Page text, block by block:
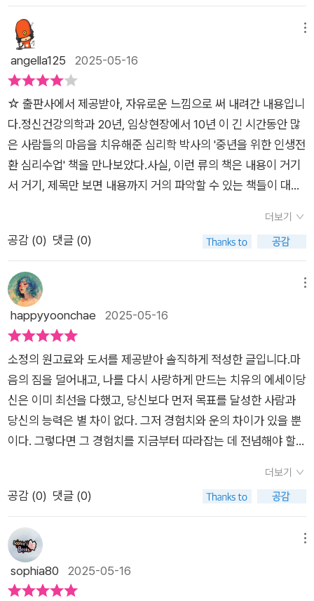
가까운 삶을 선택한다.결국 우리가 놓치고 있었던 것,바로 자기
자신을 찾고,회복하는 데 있다. 용기를 얻어서, 새로운 길을 나선
다. 일에 대한 기준을 만들고, 내 삶에 있어서 도움을 얻고 싶어한
다. 삶 속에 희망를 얻고, 타인의 시선에서 자유로워질 수 있는 상
음에 품고 있어야 한다. 삶이란 결국 서로 돕고 도움을 주는 관계
에서 만들어지기 때문이다. 나와 가까운 이들이 아플 때,그 아픔
의 깊이를 헤아릴 수 있다는 것, 이 세상에 나 혼자 살아갈 수 없
다는 사실을 깨닫게 된다면, 페소아가 쓴 불안에 관한 책을 깊이
음미하고, 이해할 수 있었다.
이 바로 컴포트 존이라고 하는데 내가 찾아낸 내 인생의 소중한
것들, 행복 등과 같은 나 조차도 있는 줄 몰랐던 내 인생을 풍요롭
게 해주어 결국은 내 삶을 안정화시킬 수 있는 것는 공간을 확보
해야 하는 것이다.이런 시기에 해야 할 일들에는 무엇이 있는지도
알려주니 참고해서 내 인생의 컴포트 존을 더 늦기 전에 찾아야
할 것이고 가능하다면 최대한 넓게 확보해야 하지 않을까 싶기도
하다.​마지막으로는 인생의 황금기에서 지는 것이 아니라 여전히
상승할 수 있다는 자신감으로 어떻게 하면 그것이 가능할 수 있는
가를 알려주는데 지나친 욕심을 버리고 감정적으로도 평온함을
각이 든다. 흥미로운 점은 외로움이라는 감정 역시 너무 부정적으
로만 볼 것이 아니라 결국은 익숙해져야 할 필요가 있다는 점이
다. ​이 시기를 어떻게 보내느냐에 따라서 앞으로의 시간, 인생 전
체가 결정될 수도 있다는 생각을 하면 참 소중한 이야기들이기에
나를 더욱 단단하게 해줄 소중한 시간을 미리 준비하는 마음으로
『당신은 언제나 괜찮다』를 읽어보면 좋을것 같다.
준하게 무언가를 하는 집중력과 지구력은 중년이 되면서부터 체
력이 현저히 떨어지게 됩니다. 마흔으로 넘어갈 때 한 번쯤은 호
되게 아픈 마흔앓이를 겪은 독자로서 흔들리는 시간을 넘어 단단
트레스, 번아웃, 불안과 배신감 등 폭주하는 감정으로 우울감을
느끼는 사람들과 내 삶의 속도와 방향을 다시 세우고 재정비의 필
요성을 느끼는 사람들, 인생의 우기 속에서 자신을 보호하는 법을
배우고 싶은 사람들에게 필요한 내용입니다. 비로소 나는 이런
일과 이런 감정이 ‘내’가 아닌 ‘우리의’ 일 ‘우리의 감정’ 이라는 자
각이 생겼다. 마흔에서 육십 사이의 ‘우리’ 말이다. 이 나이대는
결코 무시할 수 없는 인생의 소용돌이 지점이라는 것을 깨닫게 되
하루, 오늘을 어떻게 버텼는지 기억하고 적어보자. 당신의 삶과
세상을 변화시키는 마력 같은 이야기를 써보도록 하자. 그 마력은
우선 당신을 살릴 것이고 또 누군가에게 살아갈 용기를 줄 것이
다. 흔들릴지언정 절대 꺾이지는 말자. ---p.113 「중꺾마: 중년의
꺾이지 않는 마음」 중에서 바쁘고 치열하게 살면서 가족을 위
해 고군분투한 삶을 살았다면 40대 이후에는 자신의 몸과 마음
을 돌봐야 합니다. 저자는 그 누구도 사랑해주지 않은 삶이라면
자신을 먼저 사랑해야 한다고 말합니다. 삶은 때론 가혹하게 느껴
지고 바라던 대로 되지 않습니다. 이럴 때 속상하더라도 제정신으
많은 선택을 할 수 있는지 얼마나 많은 것을 소유하고 있는지 빅
터 프랭클의 사례를 들어 이야기 했습니다. 마음의 문제는 무엇보
다 깨닫고 인정하는 것이 중요하며 눈에 보이지는 않은 마음의 병
을 해결하지 않고 방치하게 된다면 인간관계와 업무 수행능력, 자
기 관리등에 문제가 된다고 생각됩니다. 중년의 위기를 겪고 있다
면 내적으로 근사하고 단잔해져 문제들을 하나씩 타개해야 한다
angella125 2025-05-16
☆ 출판사에서 제공받아, 자유로운 느낌으로 써 내려간 내용입니
다.정신건강의학과 20년, 임상현장에서 10년 이 긴 시간동안 많
은 사람들의 마음을 치유해준 심리학 박사의 '중년을 위한 인생전
환 심리수업' 책을 만나보았다.사실, 이런 류의 책은 내용이 거기
서 거기, 제목만 보면 내용까지 거의 파악할 수 있는 책들이 대부
책이 바로 그런 책인데, 지인들에게 힘내라고 공유해주고 싶은 문
장들이 한가득이다!!이건 이렇다, 이렇게 해라.고 단정짓는 것이
제안해 주는 느낌이랄까. 어쩌면 이렇게도 중년들의 마음을 족집
게처럼 콕콕 집어내시고 명확히 이해하실 수 있는지, 읽는 내내
감탄하게 만든다. 아마도, 저자 자신도 똑같은 길을 걸어오면서
을 전문가적인 관점에서 바라보고 이해하셔서 그 공감대가 훨씬
더 큰 것 같다.​갱년기라는 놈 !!주변에서 갱년기로 내적,외적으로
너무도 힘들어 하는 사람들을 많이 봐 왔기에, 갱년기를 맞이하기
전부터 왠지 모를 두려움을 갖고 있었던 기억이 난다. 그런데 이
책을 읽고나니 그까짓껏 별거 아니다. ​40대가 지나 몸과 마음이
예전같지 않다면 겁먹지 말고, 모든 사람들이 거치는 과정이니 의
연하게 받아들이자고 저자는 말한다. 갱년기 증상을 피할수는 없
겪는 상황으로 인지하는 것이 필요한데, 인위적인 방법에만 매달
리면 어느새 그저 중년기에 진입했을 뿐인데도 결국 이런저런 병
명을 가진 환자가 되고 만다. 대부분은 시간이 지나면서 적응되고
안정되는데, 물론 예전 젊었을 때 상태로는 절대 돌아가지 않지만
더보기
공감 (0) 댓글 (0)
happyyoonchae 2025-05-16
소정의 원고료와 도서를 제공받아 솔직하게 적성한 글입니다.마
음의 짐을 덜어내고, 나를 다시 사랑하게 만드는 치유의 에세이당
신은 이미 최선을 다했고, 당신보다 먼저 목표를 달성한 사람과
당신의 능력은 별 차이 없다. 그저 경험치와 운의 차이가 있을 뿐
이다. 그렇다면 그 경험치를 지금부터 따라잡는 데 전념해야 할
게끔 빌고 빌어야 할까? 아니다. '인생의 오후'에는 다른 전략
을 써야 한다. -p182문득... 요즘 참 힘들다라는 생각이 들 때가
있다. 그럴 때면 공허함과 두려움 때문에 멍하니 시간을 흘려보내
고, 글을 써야 할 시간에는 자꾸만 도파민을 충족시켜줄 무언가를
찾게 된다. 유튜브, 초콜릿, 누군가의 SNS 피드. 그러다 앞서 나
가는 사람을 볼 때마다 밀려오는 후회에 위장이 뒤틀린다.하지만
더보기
공감 (0) 댓글 (0)
sophia80 2025-05-16